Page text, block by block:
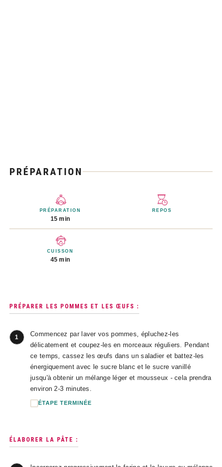
PRÉPARATION
PRÉPARATION
15 min
REPOS
CUISSON
45 min
PRÉPARER LES POMMES ET LES ŒUFS :
1
Commencez par laver vos pommes, épluchez-les
délicatement et coupez-les en morceaux réguliers. Pendant
ce temps, cassez les œufs dans un saladier et battez-les
énergiquement avec le sucre blanc et le sucre vanillé
jusqu'à obtenir un mélange léger et mousseux - cela prendra
environ 2-3 minutes.
ÉTAPE TERMINÉE
ÉLABORER LA PÂTE :